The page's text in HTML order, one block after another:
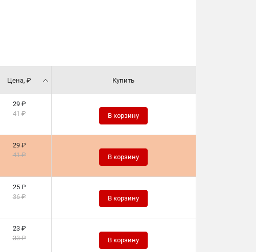
Цена, ₽
29 ₽
41 ₽
Купить
В корзину
29 ₽
41 ₽
В корзину
25 ₽
36 ₽
В корзину
23 ₽
33 ₽
В корзину